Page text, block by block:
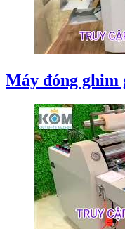
Máy đóng ghim